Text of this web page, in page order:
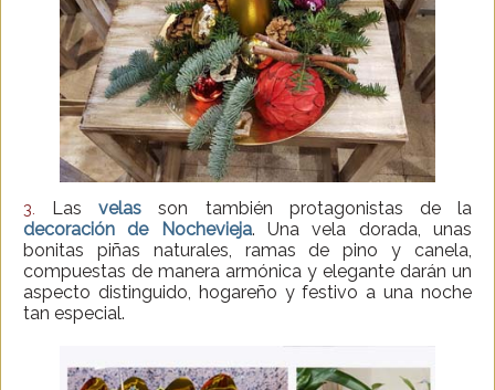
3. Lasvelas son también protagonistas de la
decoración de Nochevieja. Una vela dorada, unas
bonitas piñas naturales, ramas de pino y canela,
compuestas de manera armónica y elegante darán un
aspecto distinguido, hogareño y festivo a una noche
tan especial.